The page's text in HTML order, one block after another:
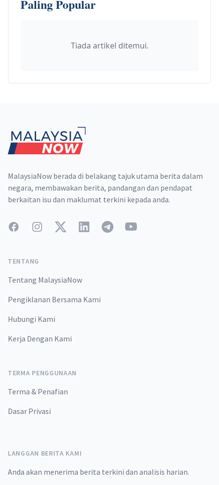
Paling Popular
Tiada artikel ditemui.
MalaysiaNow berada di belakang tajuk utama berita dalam
negara, membawakan berita, pandangan dan pendapat
berkaitan isu dan maklumat terkini kepada anda.
FacebookInstagramTwitterLinkedInTelegramYouTube
TENTANG
Tentang MalaysiaNow
Pengiklanan Bersama Kami
Hubungi Kami
Kerja Dengan Kami
TERMA PENGGUNAAN
Terma & Penafian
Dasar Privasi
LANGGAN BERITA KAMI
Anda akan menerima berita terkini dan analisis harian.